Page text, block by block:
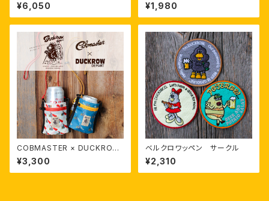
¥6,050 ¥1,980
COBMASTER × DUCKROW
BEERKAN WALLET
¥3,300
ベルクロワッペン サークル
¥2,310